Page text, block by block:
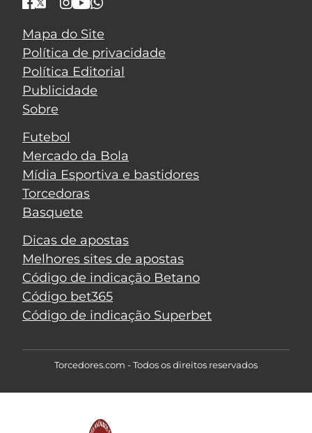
Mapa do Site
Política de privacidade
Política Editorial
Publicidade
Sobre
Futebol
Mercado da Bola
Mídia Esportiva e bastidores
Torcedoras
Basquete
Dicas de apostas
Melhores sites de apostas
Código de indicação Betano
Código bet365
Código de indicação Superbet
Torcedores.com - Todos os direitos reservados